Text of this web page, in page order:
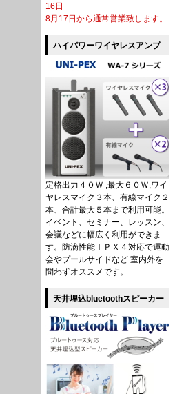
16日
8月17日から通常営業致します。
ハイパワーワイヤレスアンプ
定格出力４０Ｗ ,最大６０Ｗ,ワイ
ヤレスマイク３本、有線マイク２
本、合計最大５本まで利用可能。
イベント、セミナー、レッスン、
会議などに幅広く利用ができま
す。防滴性能ＩＰＸ４対応で運動
会やプールサイドなど 室内外を
問わずオススメです。
天井埋込bluetoothスピーカー